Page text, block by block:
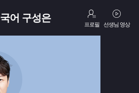
국어 구성은
프로필 선생님 영상